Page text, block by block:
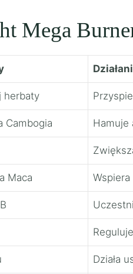
Mega
herbaty
Cambogia Hamuje
Maca
Działa